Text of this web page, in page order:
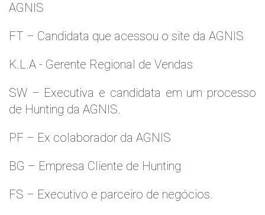
AGNIS
FT – Candidata que acessou o site da AGNIS
K.L.A - Gerente Regional de Vendas
SW – Executiva e candidata em um processo
de Hunting da AGNIS.
PF – Ex colaborador da AGNIS
BG – Empresa Cliente de Hunting
FS – Executivo e parceiro de negócios.